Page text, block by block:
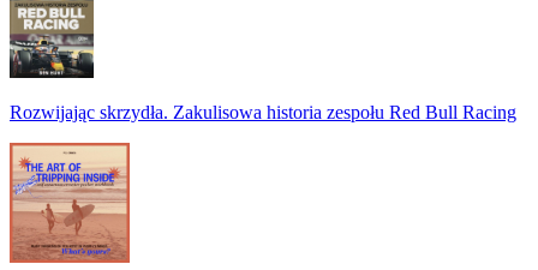
Rozwijając skrzydła. Zakulisowa historia zespołu Red Bull Racing